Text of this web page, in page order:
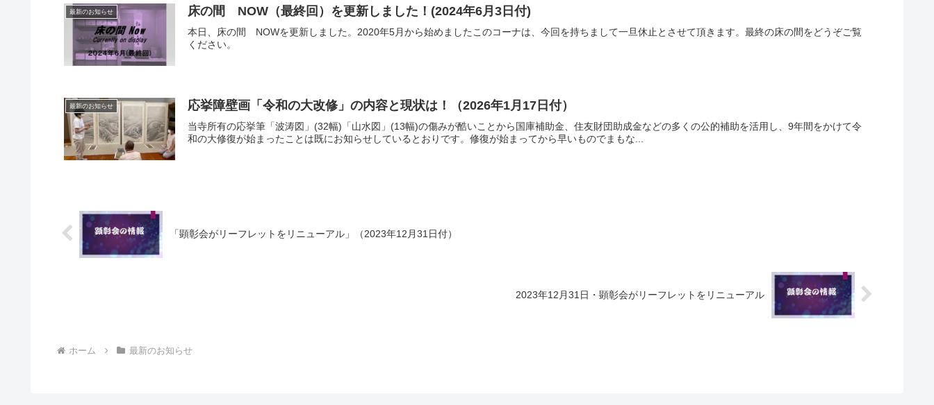
最新のお知らせ 床の間 NOW（最終回）を更新しました！(2024年6月3日付)
本日、床の間 NOWを更新しました。2020年5月から始めましたこのコーナは、今回を持ちまして一旦休止とさせて頂きます。最終の床の間をどうぞご覧
ください。
最新のお知らせ 応挙障壁画「令和の大改修」の内容と現状は！（2026年1月17日付）
当寺所有の応挙筆「波涛図」(32幅)「山水図」(13幅)の傷みが酷いことから国庫補助金、住友財団助成金などの多くの公的補助を活用し、9年間をかけて令
和の大修復が始まったことは既にお知らせしているとおりです。修復が始まってから早いものでまもな...
「顕彰会がリーフレットをリニューアル」（2023年12月31日付）
2023年12月31日・顕彰会がリーフレットをリニューアル
ホーム 最新のお知らせ